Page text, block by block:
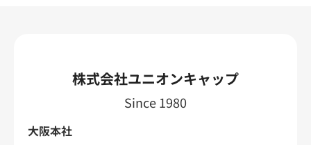
株式会社ユニオンキャップ
Since 1980
大阪本社